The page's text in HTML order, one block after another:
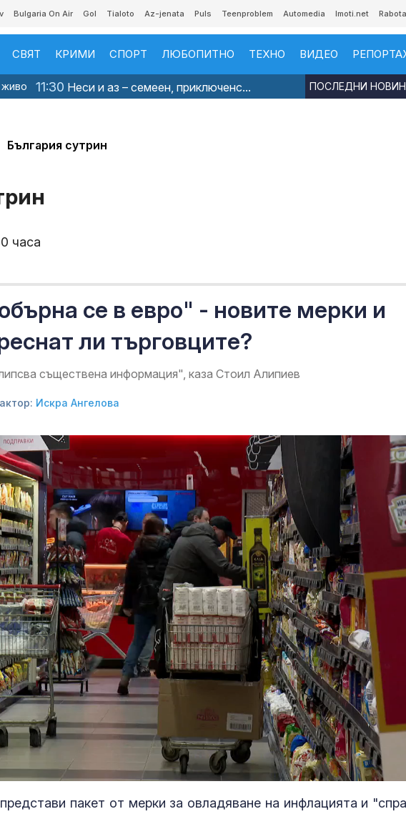
Bulgaria On Air Gol Tialoto Az-jenata Puls Teenproblem Automedia Imoti.net Rabota
СВЯТ КРИМИ СПОРТ ЛЮБОПИТНО ТЕХНО ВИДЕО
11:30 Неси и аз – семеен, приключенс... ПОСЛЕДНИ
България сутрин
часа
се в евро" - новите мерки и
ли търговците?
съществена информация", каза Стоил Алипиев
Искра Ангелова
Loaded:
41.86%
пакет от мерки за овладяване на инфлацията и